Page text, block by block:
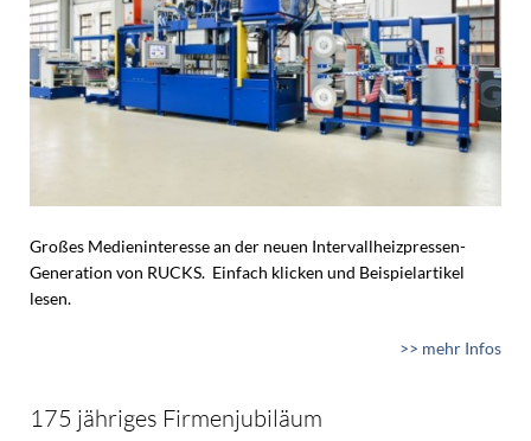
Großes Medieninteresse an der neuen Intervallheizpressen-
Generation von RUCKS. Einfach klicken und Beispielartikel
lesen.
>> mehr Infos
175 jähriges Firmenjubiläum